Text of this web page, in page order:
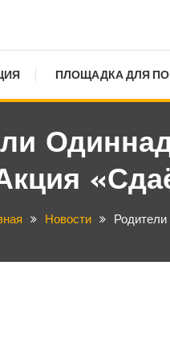
ПЛОЩАДКА ДЛЯ
Новости